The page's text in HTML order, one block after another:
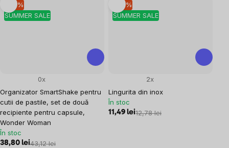
SUMMER SALE
–10 %
Organizator SmartShake pentru
cutii de pastile, set de două
recipiente pentru capsule,
Wonder Woman
0x
În stoc
38,80 lei43,12 lei
SUMMER SALE
–10 %
Lingurita din inox
2x
În stoc
11,49 lei12,78 lei